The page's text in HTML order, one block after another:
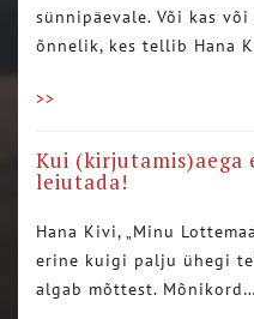
sünnipäevale. Või kas
õnnelik, kes tellib Hana
>>
Kui (kirjutamis)aega
leiutada!
Hana Kivi, „Minu
erine kuigi palju ühegi
algab mõttest. Mõnikord…